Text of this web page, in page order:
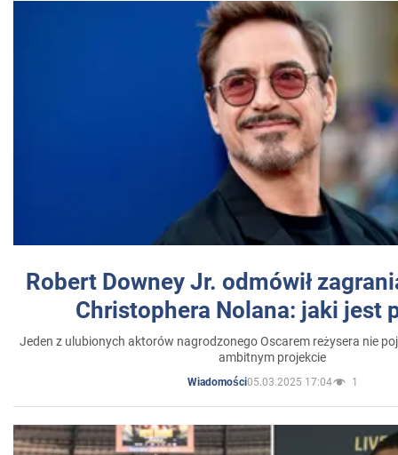
Robert Downey Jr. odmówił
Christophera Nolana: jaki jest
Jeden z ulubionych aktorów nagrodzonego Oscarem reżysera nie
ambitnym projekcie
Wiadomości05.03.2025 17:04 1